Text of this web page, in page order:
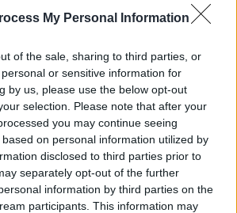
My Personal Information
of the sale, sharing to third parties, or
or sensitive information for
by us, please use the below opt-out
selection. Please note that after your
you may continue seeing
on personal information utilized by
disclosed to third parties prior to
separately opt-out of the further
information by third parties on the
participants. This information may
hogyan
08.
hogyan kóstoljuk?HOGYAN
Nem egyszerű a kérdést
ha van ma a Kárpát-
borféleség, amelynek kóstolható
igencsak eltérnek egymástól,
Nem is…